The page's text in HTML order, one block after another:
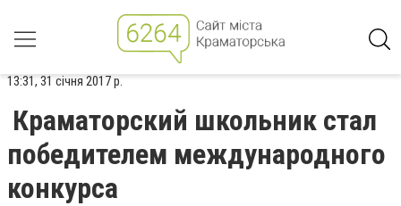
13:31, 31 січня 2017 р.
Краматорский школьник стал
победителем международного
конкурса